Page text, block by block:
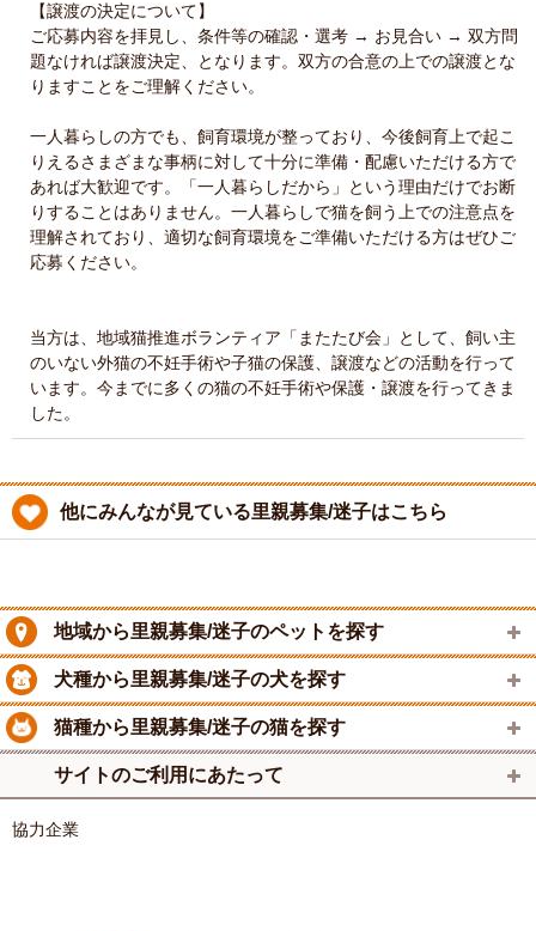
【譲渡の決定について】
ご応募内容を拝見し、条件等の確認・選考 → お見合い → 双方問
題なければ譲渡決定、となります。双方の合意の上での譲渡とな
りますことをご理解ください。
一人暮らしの方でも、飼育環境が整っており、今後飼育上で起こ
りえるさまざまな事柄に対して十分に準備・配慮いただける方で
あれば大歓迎です。「一人暮らしだから」という理由だけでお断
りすることはありません。一人暮らしで猫を飼う上での注意点を
理解されており、適切な飼育環境をご準備いただける方はぜひご
応募ください。
当方は、地域猫推進ボランティア「またたび会」として、飼い主
のいない外猫の不妊手術や子猫の保護、譲渡などの活動を行って
います。今までに多くの猫の不妊手術や保護・譲渡を行ってきま
した。
他にみんなが見ている里親募集/迷子はこちら
地域から里親募集/迷子のペットを探す
犬種から里親募集/迷子の犬を探す
猫種から里親募集/迷子の猫を探す
サイトのご利用にあたって
協力企業